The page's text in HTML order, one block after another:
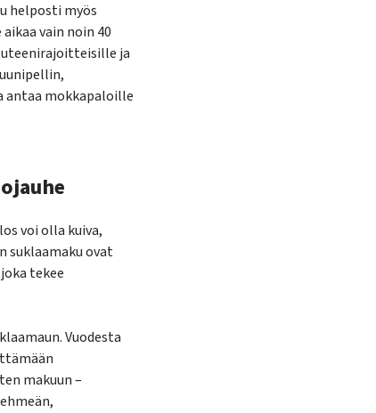
helposti myös
vain noin 40
ja
antaa mokkapaloille
voi olla kuiva,
suklaamaku ovat
tekee
Vuodesta
makuun –